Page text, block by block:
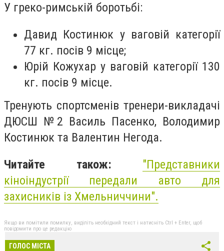
У греко-римській боротьбі:
Давид Костинюк у ваговій категорії
77 кг. посів 9 місце;
Юрій Кожухар у ваговій категорії 130
кг. посів 9 місце.
Тренують спортсменів тренери-викладачі
ДЮСШ №2 Василь Пасенко, Володимир
Костинюк та Валентин Негода.
Читайте також: "Представники
кіноіндустрії передали авто для
захисників із Хмельниччини".
Якщо ви помітили помилку, виділіть необхідний текст і натисніть Ctrl + Enter, щоб
повідомити про це редакцію
ГОЛОС МІСТА